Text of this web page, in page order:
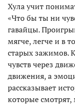
Хула учит
«Что бы ты ни
гавайцы.
мягче, легче и в
старых зажимов.
чувств через
движения, а
рассказывает
которые